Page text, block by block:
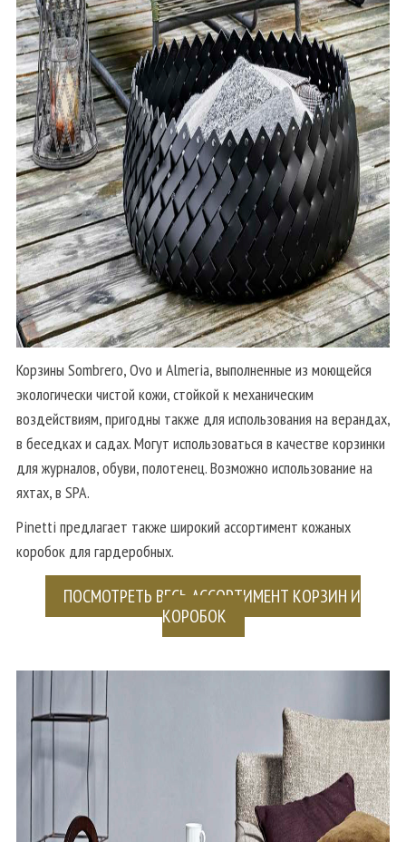
Корзины Sombrero, Ovo и Almeria, выполненные из моющейся
экологически чистой кожи, стойкой к механическим
воздействиям, пригодны также для использования на верандах,
в беседках и садах. Могут использоваться в качестве корзинки
для журналов, обуви, полотенец. Возможно использование на
яхтах, в SPA.
Pinetti предлагает также широкий ассортимент кожаных
коробок для гардеробных.
ПОСМОТРЕТЬ ВЕСЬ АССОРТИМЕНТ КОРЗИН И
КОРОБОК